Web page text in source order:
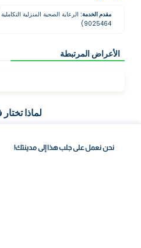
نحن نعمل على جلب هذا إلى مدينتك!
مقدم الخدمة: الرعاية الصحية المنزلية
9025464)
الأعراض المرتبطة
لماذا تختار